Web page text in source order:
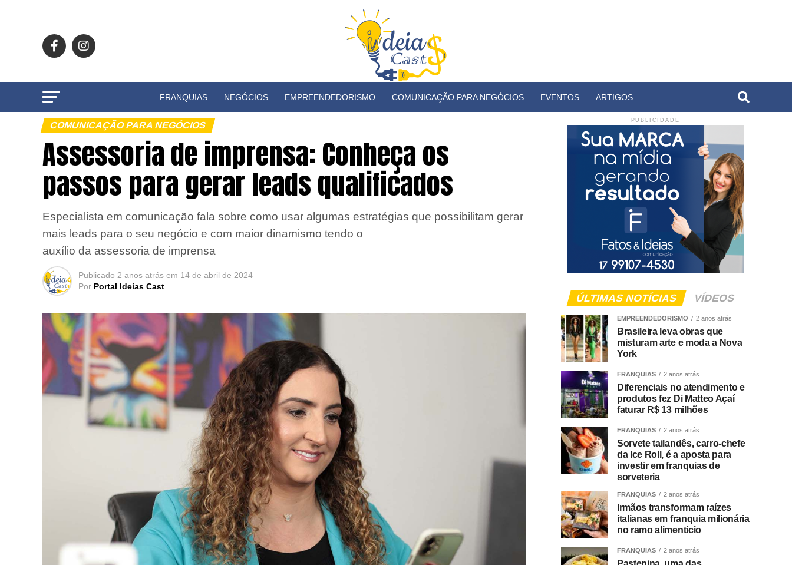
FRANQUIAS NEGÓCIOS EMPREENDEDORISMO COMUNICAÇÃO PARA NEGÓCIOS EVENTOS ARTIGOS
COMUNICAÇÃO PARA NEGÓCIOS
Assessoria de imprensa: Conheça os
passos para gerar leads qualificados
Especialista em comunicação fala sobre como usar algumas estratégias que possibilitam gerar
mais leads para o seu negócio e com maior dinamismo tendo o
auxílio da assessoria de imprensa
Publicado 2 anos atrás em 14 de abril de 2024
Por Portal Ideias Cast
PUBLICIDADE
ÚLTIMAS NOTÍCIAS VÍDEOS
EMPREENDEDORISMO 2 anos atrás
Brasileira leva obras que
misturam arte e moda a Nova
York
FRANQUIAS 2 anos atrás
Diferenciais no atendimento e
produtos fez Di Matteo Açaí
faturar R$ 13 milhões
FRANQUIAS 2 anos atrás
Sorvete tailandês, carro-chefe
da Ice Roll, é a aposta para
investir em franquias de
sorveteria
FRANQUIAS 2 anos atrás
Irmãos transformam raízes
italianas em franquia milionária
no ramo alimentício
FRANQUIAS 2 anos atrás